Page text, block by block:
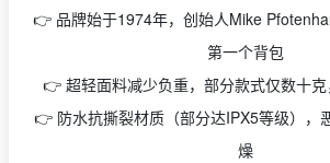
👉 品牌始于1974年，创始人Mike
第一个背包
👉 超轻面料减少负重，部分款式仅数十
👉 防水抗撕裂材质（部分达IPX5等级），
燥